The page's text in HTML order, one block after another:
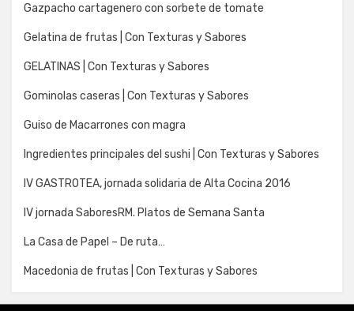
Gazpacho cartagenero con sorbete de tomate
Gelatina de frutas | Con Texturas y Sabores
GELATINAS | Con Texturas y Sabores
Gominolas caseras | Con Texturas y Sabores
Guiso de Macarrones con magra
Ingredientes principales del sushi | Con Texturas y Sabores
IV GASTROTEA, jornada solidaria de Alta Cocina 2016
IV jornada SaboresRM. Platos de Semana Santa
La Casa de Papel – De ruta…
Macedonia de frutas | Con Texturas y Sabores